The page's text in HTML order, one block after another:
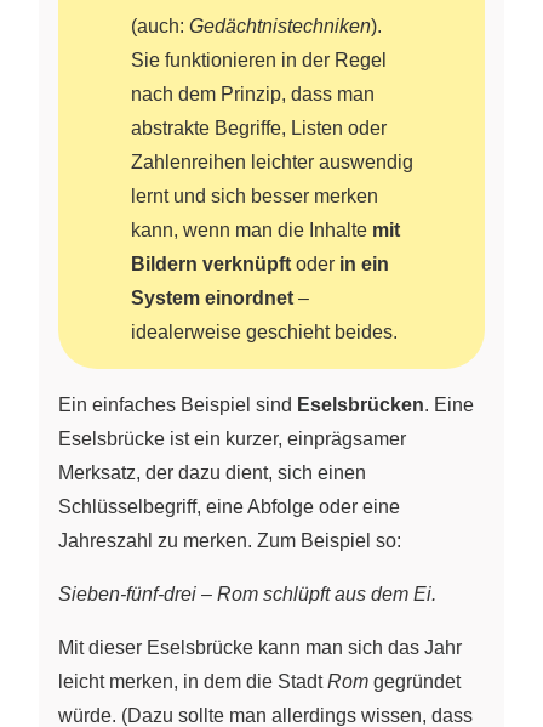
(auch: Gedächtnistechniken).
Sie funktionieren in der Regel
nach dem Prinzip, dass man
abstrakte Begriffe, Listen oder
Zahlenreihen leichter auswendig
lernt und sich besser merken
kann, wenn man die Inhalte mit
Bildern verknüpft oder in ein
System einordnet –
idealerweise geschieht beides.
Ein einfaches Beispiel sind Eselsbrücken. Eine
Eselsbrücke ist ein kurzer, einprägsamer
Merksatz, der dazu dient, sich einen
Schlüsselbegriff, eine Abfolge oder eine
Jahreszahl zu merken. Zum Beispiel so:
Sieben-fünf-drei – Rom schlüpft aus dem Ei.
Mit dieser Eselsbrücke kann man sich das Jahr
leicht merken, in dem die StadtRom gegründet
würde. (Dazu sollte man allerdings wissen, dass